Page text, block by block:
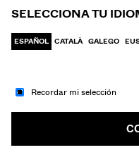
SELECCIONA TU
ESPAÑOL CATALÀ GALEGO
Recordar mi selección